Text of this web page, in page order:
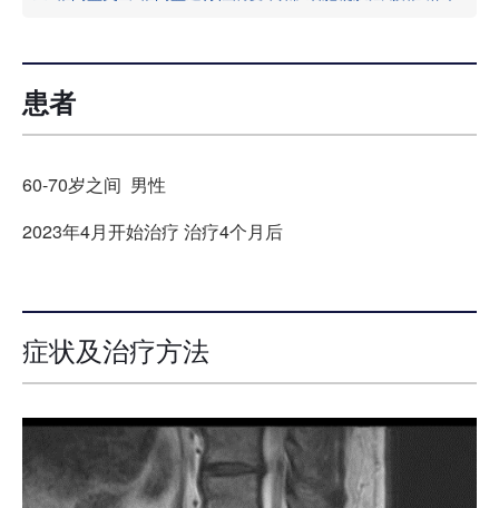
治疗病例介绍 信息专栏
患者
60-70岁之间 男性
2023年4月开始治疗 治疗4个月后
症状及治疗方法